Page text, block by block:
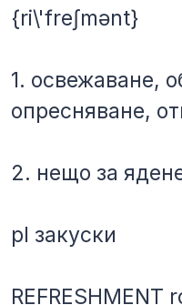
{ri\'freʃmənt}
1. освежаване,
опресняване,
2. нещо за
рl закуски
REFRESHMENT